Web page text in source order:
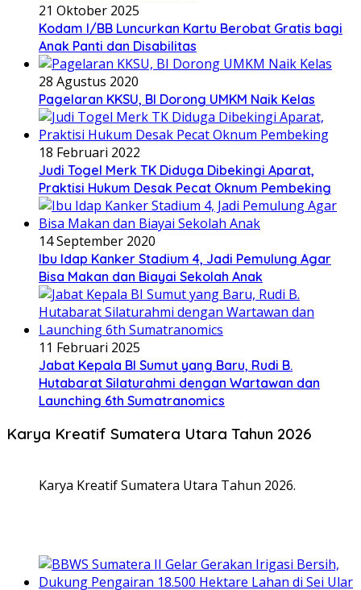
21 Oktober 2025
Kodam I/BB Luncurkan Kartu Berobat Gratis bagi
Anak Panti dan Disabilitas
28 Agustus 2020
Pagelaran KKSU, BI Dorong UMKM Naik Kelas
18 Februari 2022
Judi Togel Merk TK Diduga Dibekingi Aparat,
Praktisi Hukum Desak Pecat Oknum Pembeking
14 September 2020
Ibu Idap Kanker Stadium 4, Jadi Pemulung Agar
Bisa Makan dan Biayai Sekolah Anak
11 Februari 2025
Jabat Kepala BI Sumut yang Baru, Rudi B.
Hutabarat Silaturahmi dengan Wartawan dan
Launching 6th Sumatranomics
Karya Kreatif Sumatera Utara Tahun 2026
Karya Kreatif Sumatera Utara Tahun 2026.